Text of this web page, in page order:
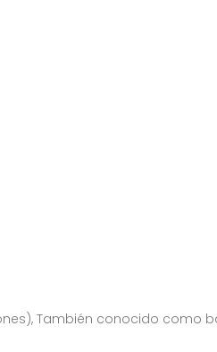
También conocido como